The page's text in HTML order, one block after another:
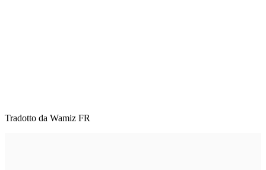
Tradotto da Wamiz FR